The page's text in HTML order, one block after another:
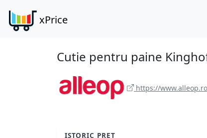
xPrice
Cutie pentru paine
https://
ISTORIC PREȚ